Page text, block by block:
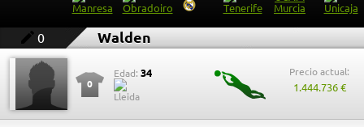
0 Walden
0
Edad: 34 Precio actual:
1.444.736 €